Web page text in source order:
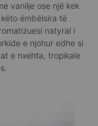
vanilje ose një kek
ëmbëlsira të
natyral i
e njohur edhe si
e nxehta, tropikale